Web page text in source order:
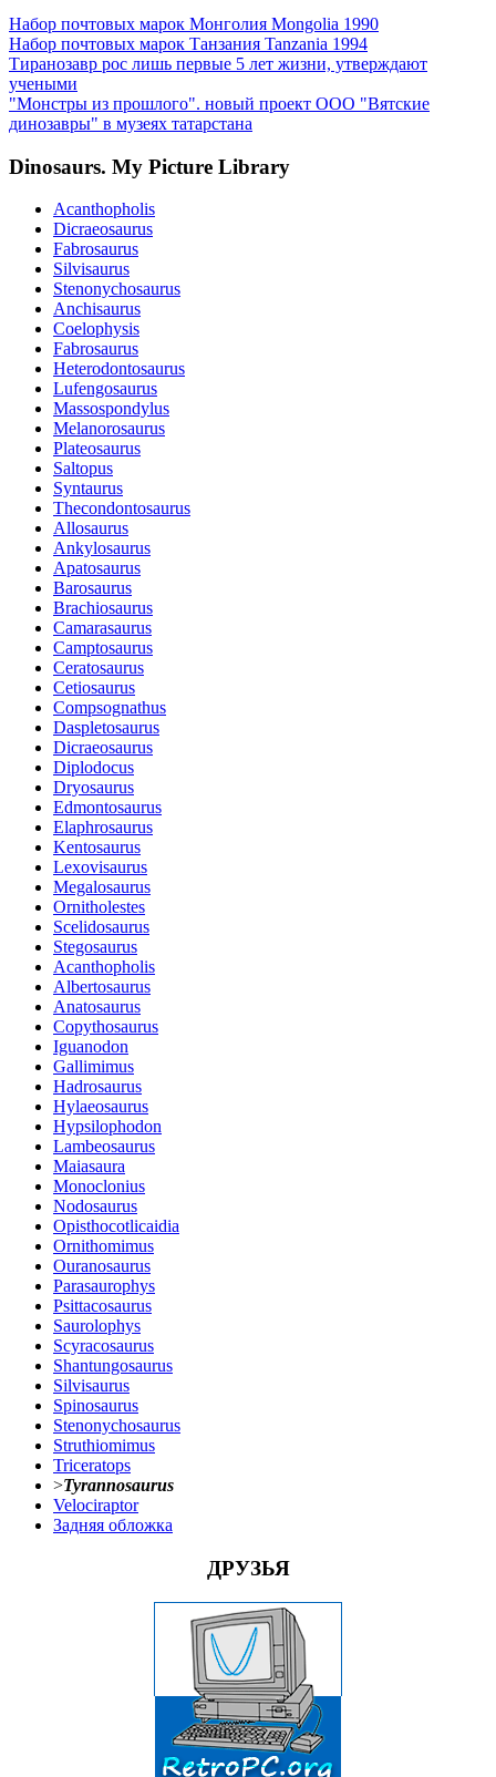
Набор почтовых марок Монголия Mongolia 1990
Набор почтовых марок Танзания Tanzania 1994
Тиранозавр рос лишь первые 5 лет жизни, утверждают
учеными
"Монстры из прошлого". новый проект ООО "Вятские
динозавры" в музеях татарстана
Dinosaurs. My Picture Library
Acanthopholis
Dicraeosaurus
Fabrosaurus
Silvisaurus
Stenonychosaurus
Anchisaurus
Coelophysis
Fabrosaurus
Heterodontosaurus
Lufengosaurus
Massospondylus
Melanorosaurus
Plateosaurus
Saltopus
Syntaurus
Thecondontosaurus
Allosaurus
Ankylosaurus
Apatosaurus
Barosaurus
Brachiosaurus
Camarasaurus
Camptosaurus
Ceratosaurus
Cetiosaurus
Compsognathus
Daspletosaurus
Dicraeosaurus
Diplodocus
Dryosaurus
Edmontosaurus
Elaphrosaurus
Kentosaurus
Lexovisaurus
Megalosaurus
Ornitholestes
Scelidosaurus
Stegosaurus
Acanthopholis
Albertosaurus
Anatosaurus
Copythosaurus
Iguanodon
Gallimimus
Hadrosaurus
Hylaeosaurus
Hypsilophodon
Lambeosaurus
Maiasaura
Monoclonius
Nodosaurus
Opisthocotlicaidia
Ornithomimus
Ouranosaurus
Parasaurophys
Psittacosaurus
Saurolophys
Scyracosaurus
Shantungosaurus
Silvisaurus
Spinosaurus
Stenonychosaurus
Struthiomimus
Triceratops
>Tyrannosaurus
Velociraptor
Задняя обложка
ДРУЗЬЯ